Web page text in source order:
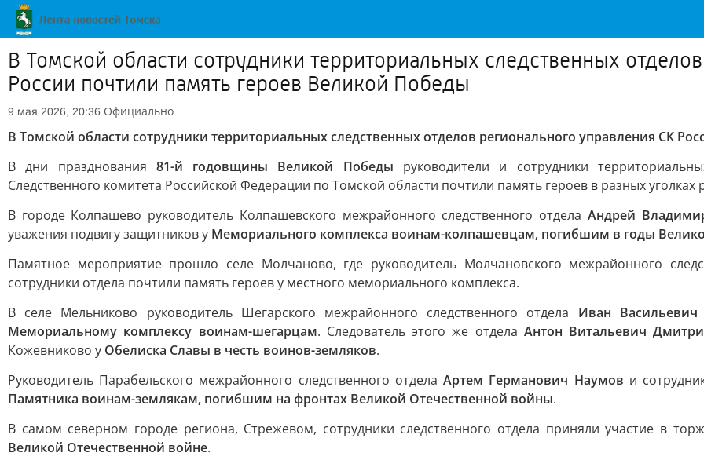
В Томской области сотрудники территориальных следственных
России почтили память героев Великой Победы
9 мая 2026, 20:36 Официально
В Томской области сотрудники территориальных следственных отделов регионального управления СК
В дни празднования 81-й годовщины Великой Победы руководители и сотрудники
Следственного комитета Российской Федерации по Томской области почтили память героев в разных уголках
В городе Колпашево руководитель Колпашевского межрайонного следственного отдела Андрей
уважения подвигу защитников у Мемориального комплекса воинам-колпашевцам, погибшим в годы
Памятное мероприятие прошло селе Молчаново, где руководитель Молчановского межрайонного
сотрудники отдела почтили память героев у местного мемориального комплекса.
В селе Мельниково руководитель Шегарского межрайонного следственного отдела Иван Васильевич
Мемориальному комплексу воинам-шегарцам. Следователь этого же отдела Антон Витальевич
Кожевниково у Обелиска Славы в честь воинов-земляков.
Руководитель Парабельского межрайонного следственного отделаАртем Германович Наумов и
Памятника воинам-землякам, погибшим на фронтах Великой Отечественной войны.
В самом северном городе региона, Стрежевом, сотрудники следственного отдела приняли участие в
Великой Отечественной войне.